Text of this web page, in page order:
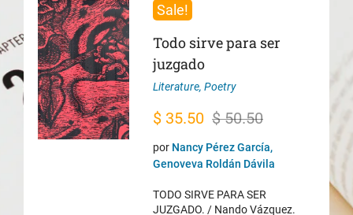
Sale!
Todo sirve para ser
juzgado
Literature,Poetry
$50.50
Original
price
was:
$ 50.50.
$ 35.50
Current
price
is:
$ 35.50.
por Nancy Pérez García,
Genoveva Roldán Dávila
TODO SIRVE PARA SER
JUZGADO. / Nando Vázquez.